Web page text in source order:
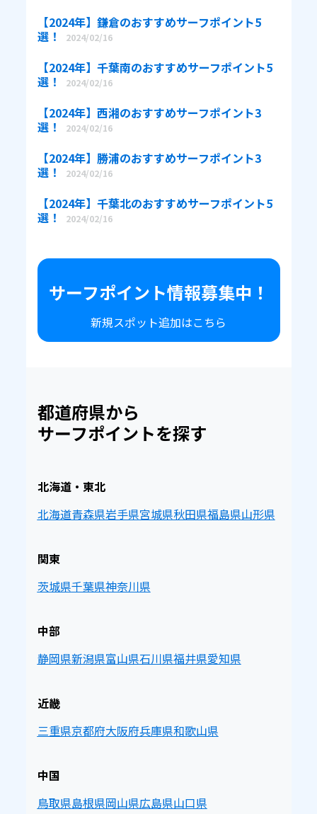
【2024年】鎌倉のおすすめサーフポイント5
選！
2024/02/16
【2024年】千葉南のおすすめサーフポイント5
選！
2024/02/16
【2024年】西湘のおすすめサーフポイント3
選！
2024/02/16
【2024年】勝浦のおすすめサーフポイント3
選！
2024/02/16
【2024年】千葉北のおすすめサーフポイント5
選！
2024/02/16
サーフポイント情報募集中！
新規スポット追加はこちら
都道府県から
サーフポイントを探す
北海道・東北
北海道青森県岩手県宮城県秋田県福島県山形県
関東
茨城県千葉県神奈川県
中部
静岡県新潟県富山県石川県福井県愛知県
近畿
三重県京都府大阪府兵庫県和歌山県
中国
鳥取県島根県岡山県広島県山口県